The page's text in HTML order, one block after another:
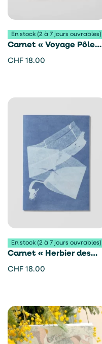
En stock (2 à 7 jours ouvrables)
Carnet « Voyage Pôle
Sud » – Reliefs éditions
CHF 18.00
En stock (2 à 7 jours ouvrables)
Carnet « Herbier des
mers » – Reliefs éditions
CHF 18.00